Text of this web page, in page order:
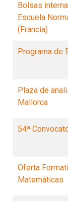
Bolsas
Escuela
(Francia)
Programa de
Plaza de
Mallorca
54ª
Oferta
Matemáticas